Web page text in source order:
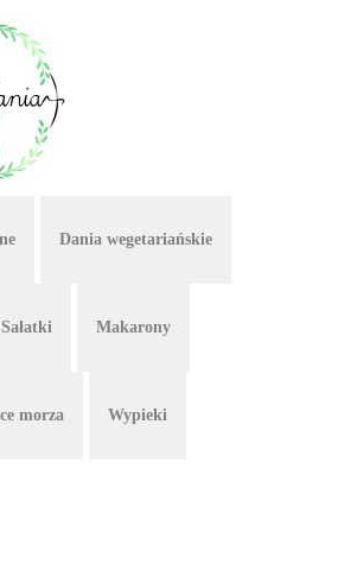
Dania wegetariańskie
Sałatki Makarony
morza Wypieki